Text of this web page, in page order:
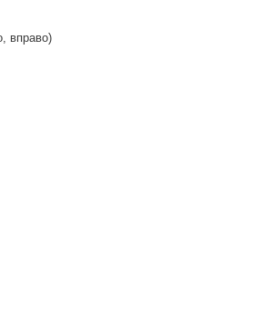
вправо)